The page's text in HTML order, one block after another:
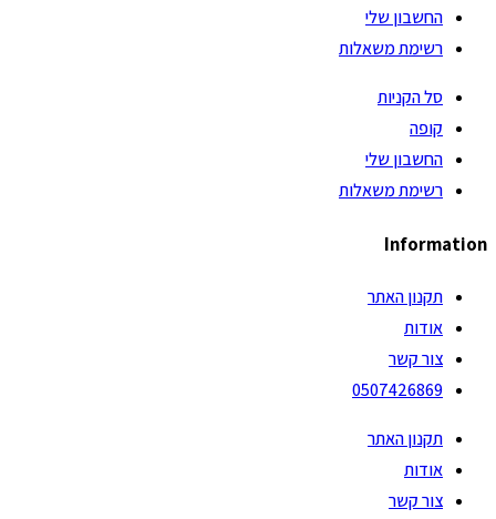
החשבון שלי
רשימת משאלות
סל הקניות
קופה
החשבון שלי
רשימת משאלות
Information
תקנון האתר
אודות
צור קשר
0507426869
תקנון האתר
אודות
צור קשר